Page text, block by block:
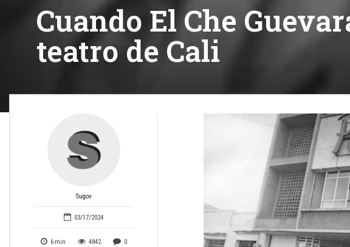
Cuando El Che
teatro de Cali
Sugov
03/17/2024
6 min 4842 0